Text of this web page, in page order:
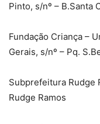
Pinto, s/nº – B.Santa
Fundação Criança –
Gerais, s/nº – Pq.
Subprefeitura Rudge
Rudge Ramos